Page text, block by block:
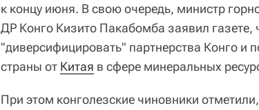
к концу июня. В свою очередь, министр
ДР Конго Кизито Пакабомба заявил
"диверсифицировать" партнерства Конго и
страны от Китая в сфере минеральных
При этом конголезские чиновники